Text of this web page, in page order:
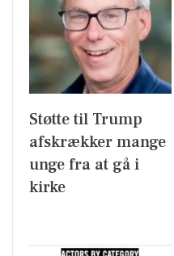
Støtte til Trump
afskrækker mange
unge fra at gå i
kirke